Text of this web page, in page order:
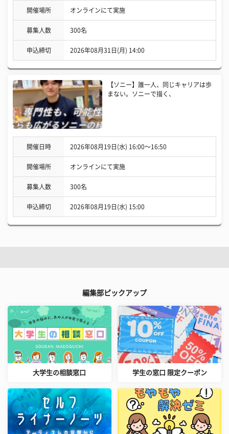
開催場所 オンラインにて実施
募集人数 300名
申込締切 2026年08月31日(月) 14:00
【ソニー】誰一人、同じキャリアは歩
まない。ソニーで描く、
開催日時 2026年08月19日(水) 16:00〜16:50
開催場所 オンラインにて実施
募集人数 300名
申込締切 2026年08月19日(水) 15:00
編集部ピックアップ
大学生の相談窓口 学生の窓口 限定クーポン